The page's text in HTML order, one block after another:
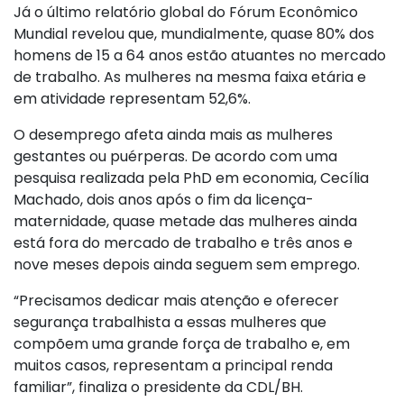
Já o último relatório global do Fórum Econômico
Mundial revelou que, mundialmente, quase 80% dos
homens de 15 a 64 anos estão atuantes no mercado
de trabalho. As mulheres na mesma faixa etária e
em atividade representam 52,6%.
O desemprego afeta ainda mais as mulheres
gestantes ou puérperas. De acordo com uma
pesquisa realizada pela PhD em economia, Cecília
Machado, dois anos após o fim da licença-
maternidade, quase metade das mulheres ainda
está fora do mercado de trabalho e três anos e
nove meses depois ainda seguem sem emprego.
“Precisamos dedicar mais atenção e oferecer
segurança trabalhista a essas mulheres que
compõem uma grande força de trabalho e, em
muitos casos, representam a principal renda
familiar”, finaliza o presidente da CDL/BH.